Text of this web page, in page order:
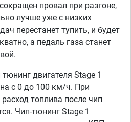
провал при разгоне,
лучше уже с низких
перестанет тупить, и будет
а педаль газа станет
двигателя Stage 1
с 0 до 100 км/ч. При
топлива после чип
Чип-тюнинг Stage 1